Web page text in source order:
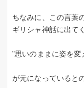
ちなみに、この言葉
ギリシャ神話に出て
”思いのままに姿を変
が元になっていると